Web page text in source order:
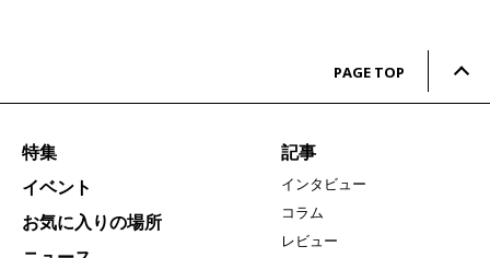
PAGE TOP
特集
イベント
お気に入りの場所
記事
インタビュー
コラム
レビュー